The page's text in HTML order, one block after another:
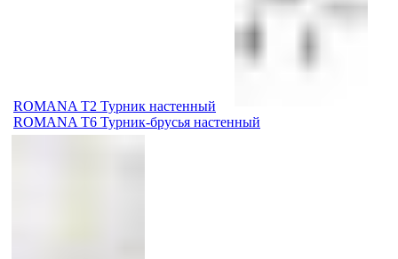
ROMANA T2 Турник настенный
ROMANA T6 Турник-брусья настенный